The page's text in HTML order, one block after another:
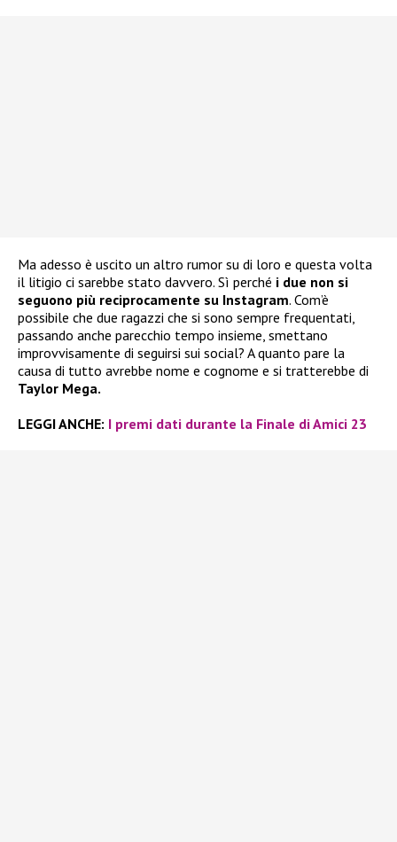
Ma adesso è uscito un altro rumor su di loro e questa volta
il litigio ci sarebbe stato davvero. Sì perché i due non si
seguono più reciprocamente su Instagram. Com’è
possibile che due ragazzi che si sono sempre frequentati,
passando anche parecchio tempo insieme, smettano
improvvisamente di seguirsi sui social? A quanto pare la
causa di tutto avrebbe nome e cognome e si tratterebbe di
Taylor Mega.
LEGGI ANCHE: I premi dati durante la Finale di Amici 23